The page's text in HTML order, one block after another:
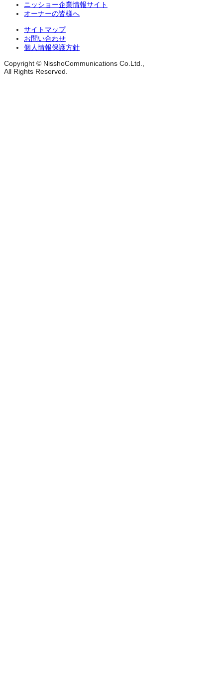
ニッショー企業情報サイト
オーナーの皆様へ
サイトマップ
お問い合わせ
個人情報保護方針
Copyright © NisshoCommunications Co.Ltd.,
All Rights Reserved.